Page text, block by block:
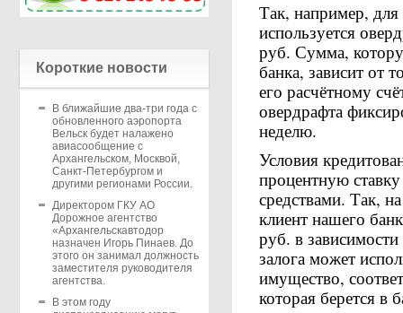
Короткие новости
В ближайшие два-три года с
обновленного аэропорта
Вельск будет налажено
авиасообщение с
Архангельском, Москвой,
Санкт-Петербургом и
другими регионами России.
Директором ГКУ АО
Дорожное агентство
«Архангельскавтодор
назначен Игорь Пинаев. До
этого он занимал должность
заместителя руководителя
агентства.
В этом году
Так, например,
используется
руб. Сумма,
банка, зависит от
его расчётному
овердрафта
неделю.
Условия
процентную
средствами. Так,
клиент нашего
руб. в зависимости
залога может
имущество,
которая берется в